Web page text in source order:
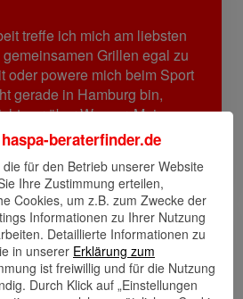
treffe ich mich am liebsten
Grillen egal zu
oder powere mich beim Sport
gerade in Hamburg bin,
nur über Wasser. Mein
Taucher und
Urlaubsländer meistens
auch unter Wasser.
haspa-beraterfinder.de
für den Betrieb unserer Website
Ihre Zustimmung erteilen,
Cookies, um z.B. zum Zwecke der
Informationen zu Ihrer Nutzung
Detaillierte Informationen zu
in unserer Erklärung zum
ist freiwillig und für die Nutzung
Durch Klick auf „Einstellungen